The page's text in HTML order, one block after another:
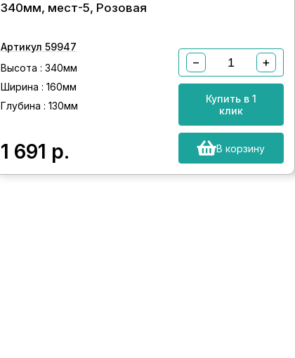
340мм, мест-5, Розовая
Артикул 59947
Высота : 340мм
Ширина : 160мм
Глубина : 130мм
1 691 р.
− +
Купить в 1
клик
В корзину